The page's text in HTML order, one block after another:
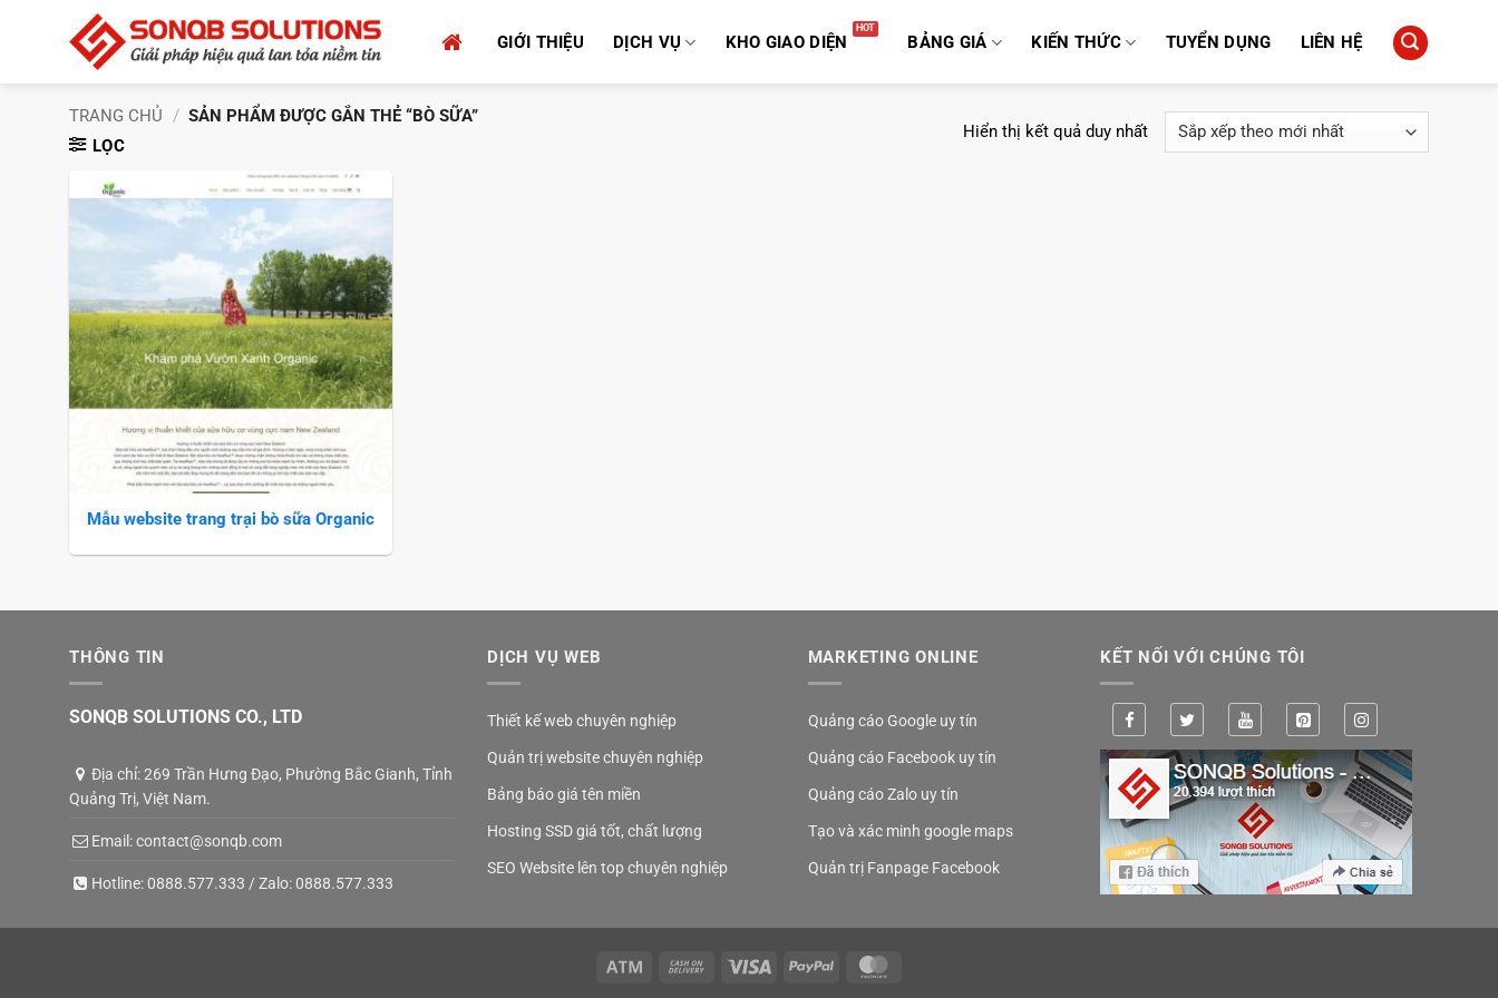
GIỚI THIỆU DỊCH VỤ KHO GIAO DIỆN BẢNG GIÁ KIẾN THỨC TUYỂN DỤNG LIÊN HỆ
TRANG CHỦ / SẢN PHẨM ĐƯỢC GẮN THẺ “BÒ SỮA”
LỌC
Hiển thị kết quả duy nhất
Mẫu website trang trại bò sữa Organic
THÔNG TIN
SONQB SOLUTIONS CO., LTD
Địa chỉ: 269 Trần Hưng Đạo, Phường Bắc Gianh, Tỉnh
Quảng Trị, Việt Nam.
Email:contact@sonqb.com
Hotline:0888.577.333 / Zalo:0888.577.333
DỊCH VỤ WEB
Thiết kế web chuyên nghiệp
Quản trị website chuyên nghiệp
Bảng báo giá tên miền
Hosting SSD giá tốt, chất lượng
SEO Website lên top chuyên nghiệp
MARKETING ONLINE
Quảng cáo Google uy tín
Quảng cáo Facebook uy tín
Quảng cáo Zalo uy tín
Tạo và xác minh google maps
Quản trị Fanpage Facebook
KẾT NỐI VỚI CHÚNG TÔI
Atm
Cash
Visa PayPal